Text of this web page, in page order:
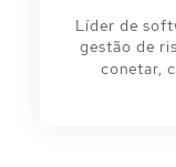
Líder de
gestão de
conetar,